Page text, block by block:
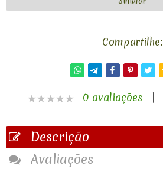
Compartilhe:
0 avaliações |
Descrição
Avaliações